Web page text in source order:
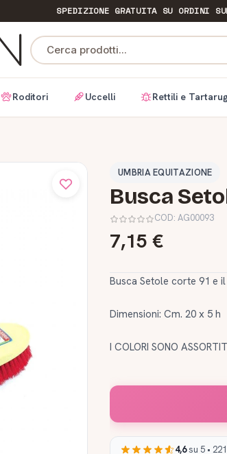
SPEDIZIONE GRATUITASU ORDINI
Cerca prodotti...
Roditori Uccelli Rettili e
UMBRIA EQUITAZIONE
Busca
COD: AG00093
7,15 €
Busca Setole corte 91 e
Dimensioni: Cm. 20 x 5 h
I COLORI SONO
4,6su 5 •